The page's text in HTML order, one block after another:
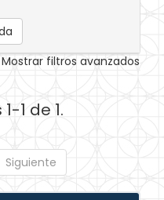
Mostrar filtros avanzados
1 de 1.
Siguiente